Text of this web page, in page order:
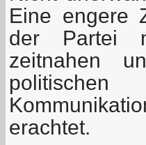
Eine engere
der Partei
zeitnahen
erachtet.